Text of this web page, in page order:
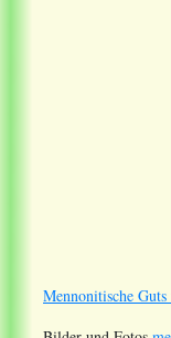
Mennonitische